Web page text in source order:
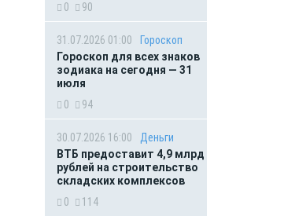
0
90
31.07.2026 01:00
Гороскоп
Гороскоп для всех знаков
зодиака на сегодня — 31
июля
0
94
30.07.2026 16:00
Деньги
ВТБ предоставит 4,9 млрд
рублей на строительство
складских комплексов
0
114